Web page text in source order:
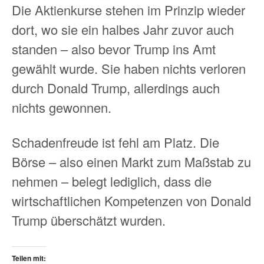
Die Aktienkurse stehen im Prinzip wieder
dort, wo sie ein halbes Jahr zuvor auch
standen – also bevor Trump ins Amt
gewählt wurde. Sie haben nichts verloren
durch Donald Trump, allerdings auch
nichts gewonnen.
Schadenfreude ist fehl am Platz. Die
Börse – also einen Markt zum Maßstab zu
nehmen – belegt lediglich, dass die
wirtschaftlichen Kompetenzen von Donald
Trump überschätzt wurden.
Teilen mit: